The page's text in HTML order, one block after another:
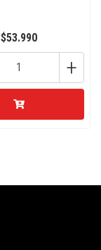
$53.990
+